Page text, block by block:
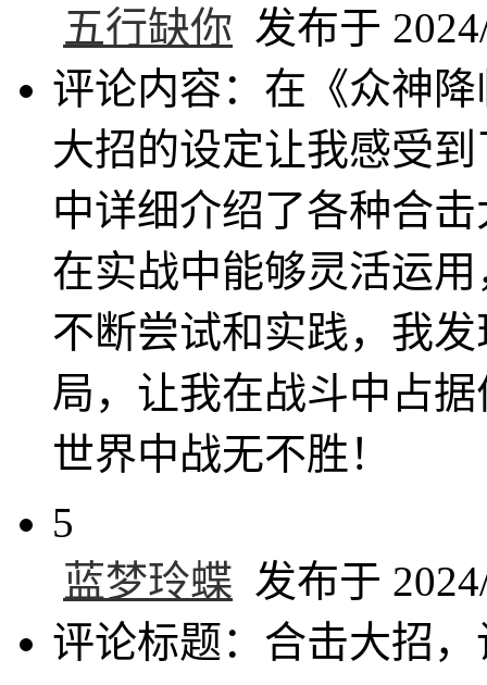
五行缺你 发布于
评论内容：在《众神
大招的设定让我感受
中详细介绍了各种合
在实战中能够灵活运
不断尝试和实践，我
局，让我在战斗中占
世界中战无不胜！
5
蓝梦玲蝶 发布于
评论标题：合击大招